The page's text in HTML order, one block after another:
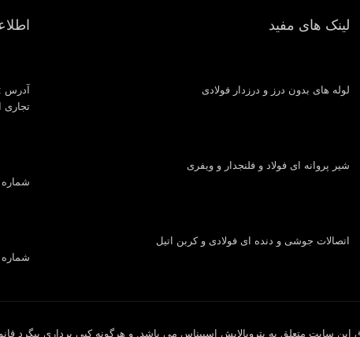
لینک های مفید
لوله های بدون درز و درزدار فولادی
شیر پروانه ای فولاد و فلنجدار و ویفری
اتصالات جوشی و دنده ای فولادی و کربن اتیل
آدرس
تجاری اداری
شماره تماس :
شماره
سایت متعلق به پتروپالایش اسپیناس می باشد. و هرگونه کپی برداری پیگرد